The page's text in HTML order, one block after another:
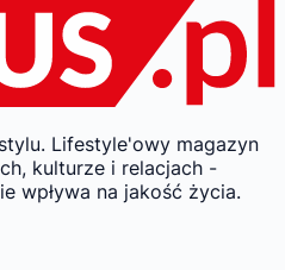
Lifestyle'owy magazyn
kulturze i relacjach -
wpływa na jakość życia.